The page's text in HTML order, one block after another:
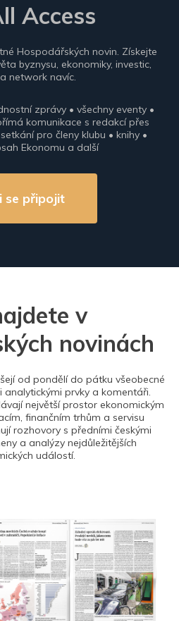
Access
Hospodářských novin. Získejte
byznysu, ekonomiky, investic,
network navíc.
zprávy • všechny eventy •
komunikace s redakcí přes
pro členy klubu • knihy •
Ekonomu a další
se připojit
v
novinách
od pondělí do pátku všeobecné
analytickými prvky a komentáři.
největší prostor ekonomickým
finančním trhům a servisu
rozhovory s předními českými
a analýzy nejdůležitějších
událostí.